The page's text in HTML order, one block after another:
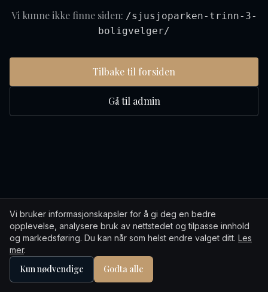
Vi kunne ikke finne siden: /sjusjoparken-trinn-3-
boligvelger/
Tilbake til forsiden
Gå til admin
Vi bruker informasjonskapsler for å gi deg en bedre
opplevelse, analysere bruk av nettstedet og tilpasse innhold
og markedsføring. Du kan når som helst endre valget ditt. Les
mer.
Kun nødvendige Godta alle